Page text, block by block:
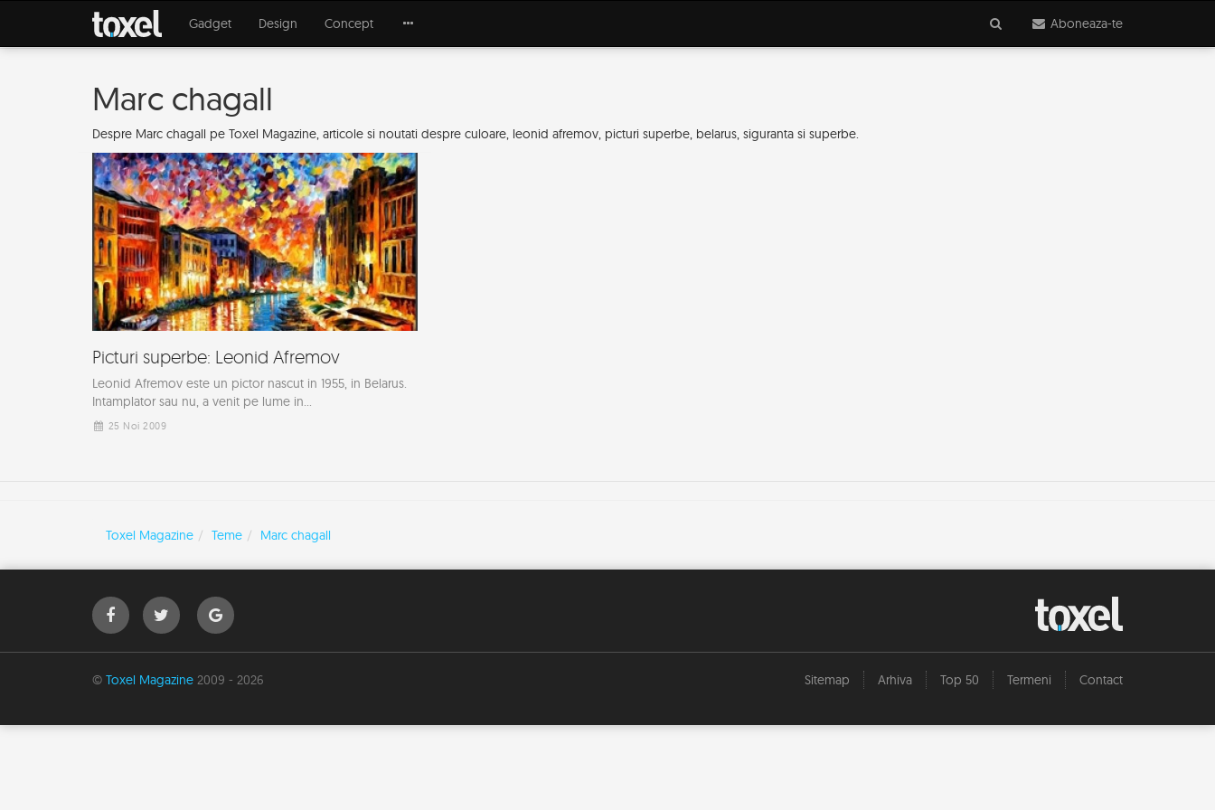
Aboneaza-te
Gadget Design Concept
Marc chagall
Despre Marc chagall pe Toxel Magazine, articole si noutati despre culoare, leonid afremov, picturi superbe, belarus, siguranta si superbe.
Picturi superbe: Leonid Afremov
Leonid Afremov este un pictor nascut in 1955, in Belarus.
Intamplator sau nu, a venit pe lume in...
25 Noi 2009
Toxel Magazine Teme Marc chagall
© Toxel Magazine 2009 - 2026 Sitemap Arhiva Top 50 Termeni Contact